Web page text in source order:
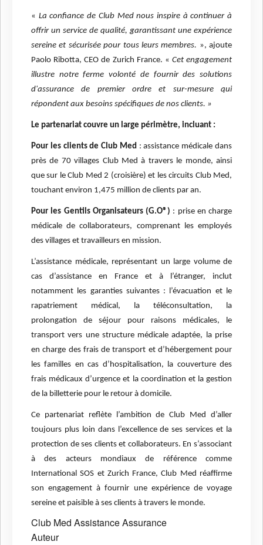
« La confiance de Club Med nous inspire à continuer à
offrir un service de qualité, garantissant une expérience
sereine et sécurisée pour tous leurs membres. », ajoute
Paolo Ribotta, CEO de Zurich France. « Cet engagement
illustre notre ferme volonté de fournir des solutions
d'assurance de premier ordre et sur-mesure qui
répondent aux besoins spécifiques de nos clients. »
Le partenariat couvre un large périmètre, incluant :
Pour les clients de Club Med: assistance médicale dans
près de 70 villages Club Med à travers le monde, ainsi
que sur le Club Med 2 (croisière) et les circuits Club Med,
touchant environ 1,475 million de clients par an.
Pour les Gentils Organisateurs (G.O®) : prise en charge
médicale de collaborateurs, comprenant les employés
des villages et travailleurs en mission.
L’assistance médicale, représentant un large volume de
cas d’assistance en France et à l’étranger, inclut
notamment les garanties suivantes : l’évacuation et le
rapatriement médical, la téléconsultation, la
prolongation de séjour pour raisons médicales, le
transport vers une structure médicale adaptée, la prise
en charge des frais de transport et d’hébergement pour
les familles en cas d’hospitalisation, la couverture des
frais médicaux d’urgence et la coordination et la gestion
de la billetterie pour le retour à domicile.
Ce partenariat reflète l’ambition de Club Med d’aller
toujours plus loin dans l’excellence de ses services et la
protection de ses clients et collaborateurs. En s’associant
à des acteurs mondiaux de référence comme
International SOS et Zurich France, Club Med réaffirme
son engagement à fournir une expérience de voyage
sereine et paisible à ses clients à travers le monde.
Club Med AssistanceAssurance
Auteur